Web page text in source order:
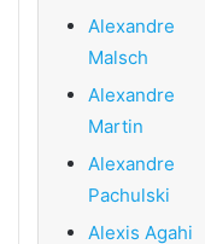
Alexandre
Malsch
Alexandre
Martin
Alexandre
Pachulski
Alexis Agahi